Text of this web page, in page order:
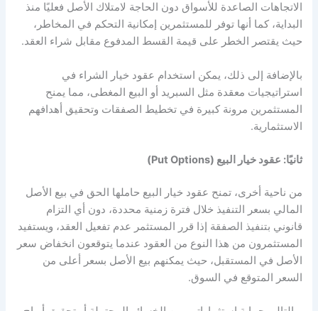
الاتجاهات الصاعدة للأسواق دون الحاجة لامتلاك الأصل فعليًا منذ
البداية، كما أنها توفر للمستثمرين إمكانية التحكم في المخاطر،
حيث يقتصر الخطر على قيمة القسط المدفوع مقابل شراء العقد.
بالإضافة إلى ذلك، يمكن استخدام عقود خيار الشراء في
استراتيجيات معقدة مثل السبريد أو البيع المغطى، مما يمنح
المستثمرين مرونة كبيرة في تخطيط الصفقات وتحقيق أهدافهم
الاستثمارية.
ثانيًا: عقود خيار البيع (Put Options)
من ناحية أخرى، تمنح عقود خيار البيع حاملها الحق في بيع الأصل
المالي بسعر التنفيذ خلال فترة زمنية محددة، دون أي التزام
قانوني بتنفيذ الصفقة إذا قرر المستثمر عدم تفعيل العقد، ويستفيد
المستثمرون من هذا النوع من العقود عندما يتوقعون انخفاض سعر
الأصل في المستقبل، حيث يمكنهم بيع الأصل بسعر أعلى من
السعر المتوقع في السوق.